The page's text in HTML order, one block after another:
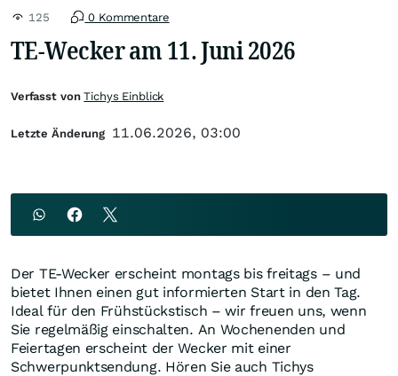
125 0 Kommentare
TE-Wecker am 11. Juni 2026
Der TE-Wecker erscheint montags bis freitags – und
bietet Ihnen einen gut informierten Start in den Tag.
Ideal für den Frühstückstisch – wir freuen uns, wenn
Sie regelmäßig einschalten. An Wochenenden und
Feiertagen erscheint der Wecker mit einer
Schwerpunktsendung. Hören Sie auch Tichys
Verfasst vonTichys Einblick
Letzte Änderung 11.06.2026, 03:00